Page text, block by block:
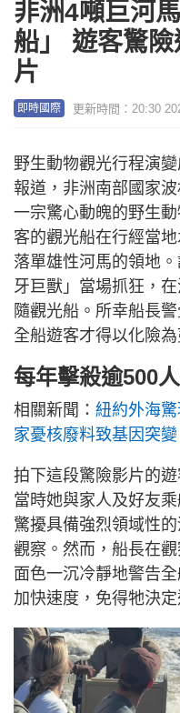
非洲4噸巨河
船」 遊客驚
片
即時國際 更新時間：20:30
野生動物觀光行程演
報道，非洲南部國家
一宗驚心動魄的野生
客的觀光船在行經當
落單雄性河馬的領地
牙巨獸」當場抓狂，
隨觀光船。所幸船長
全船遊客才得以化險為
每年擊殺逾500
相關新聞： 紐約外海
家憂核廢料致基因突變
拍下這段驚險影片的
當時她與家人及好友
驚擾具備強烈領域性
觀察。然而，船長在
面色一沉冷靜地警告
加快速度，免得牠決定